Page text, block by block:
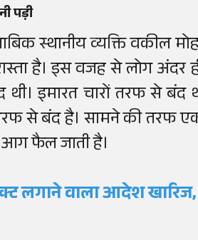
पड़ी
स्थानीय व्यक्ति वकील
है। इस वजह से लोग
थी। इमारत चारों तरफ से
से बंद है। सामने की तरफ
फैल जाती है।
लगाने वाला आदेश खारिज,